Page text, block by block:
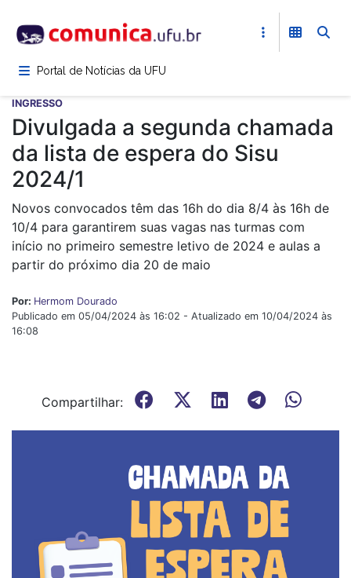
para
conteúdoPortal de Notícias da UFU
INGRESSO
Divulgada a segunda chamada
da lista de espera do Sisu
2024/1
Novos convocados têm das 16h do dia 8/4 às 16h de
10/4 para garantirem suas vagas nas turmas com
início no primeiro semestre letivo de 2024 e aulas a
partir do próximo dia 20 de maio
Por: Hermom Dourado
Publicado em 05/04/2024 às 16:02 - Atualizado em 10/04/2024 às
16:08
Compartilhar: